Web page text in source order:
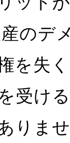
のデ
を失
受け
りま